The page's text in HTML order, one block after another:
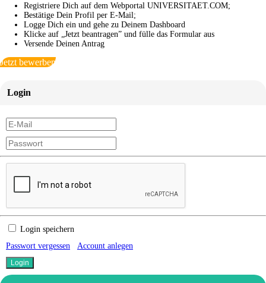
Registriere Dich auf dem Webportal UNIVERSITAET.COM;
Bestätige Dein Profil per E-Mail;
Logge Dich ein und gehe zu Deinem Dashboard
Klicke auf „Jetzt beantragen” und fülle das Formular aus
Versende Deinen Antrag
Jetzt bewerben
Login
Login speichern
Passwort vergessen
Account anlegen